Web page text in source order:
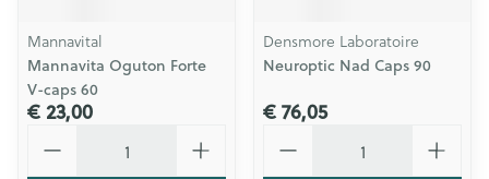
Mannavital
Mannavita Oguton Forte
V-caps 60
€ 23,00
Densmore Laboratoire
Neuroptic Nad Caps 90
€ 76,05